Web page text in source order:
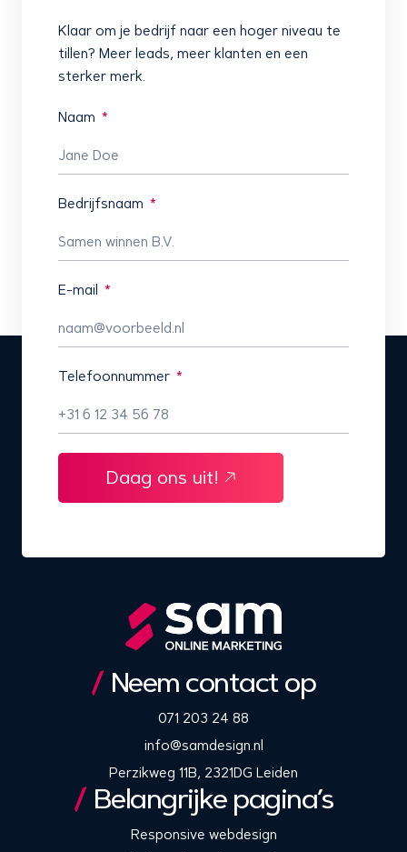
Klaar om je bedrijf naar een hoger niveau te
tillen? Meer leads, meer klanten en een
sterker merk.
Naam
Bedrijfsnaam
E-mail
Telefoonnummer
Daag ons uit!
Neem contact op
071 203 24 88
info@samdesign.nl
Perzikweg 11B, 2321DG Leiden
Belangrijke pagina’s
Responsive webdesign